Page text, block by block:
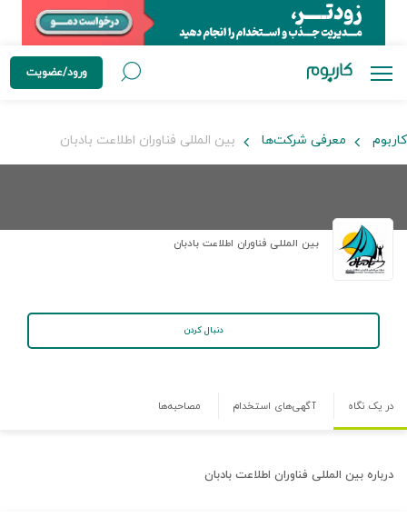
ورود/عضویت
کاربوم معرفی شرکت‌ها بین المللی فناوران اطلاعت بادبان
بین المللی فناوران اطلاعت بادبان
دنبال کردن
در یک نگاه آگهی‌های استخدام مصاحبه‌ها
درباره بین المللی فناوران اطلاعت بادبان